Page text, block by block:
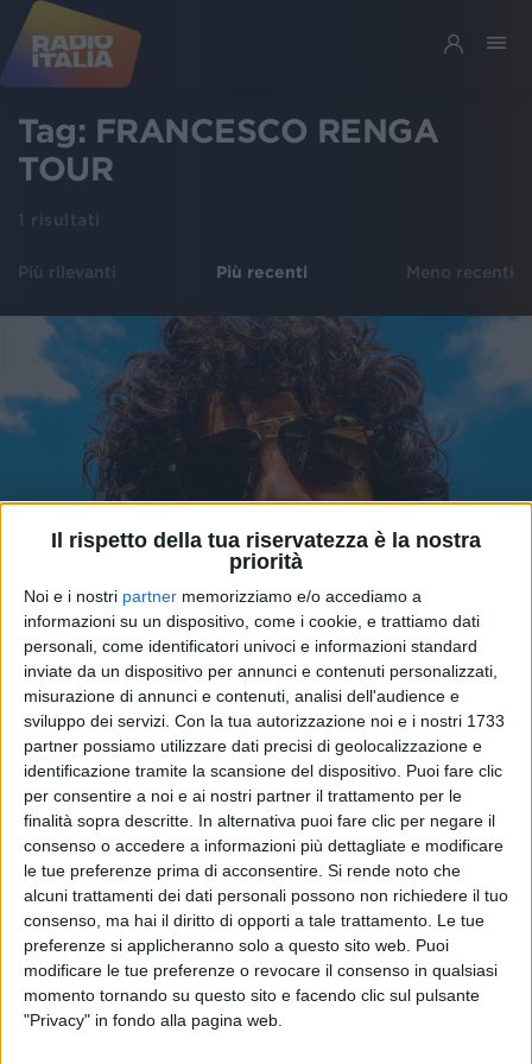
Il rispetto della tua riservatezza è la nostra
priorità
Noi e i nostri partner memorizziamo e/o accediamo a
informazioni su un dispositivo, come i cookie, e trattiamo dati
personali, come identificatori univoci e informazioni standard
inviate da un dispositivo per annunci e contenuti personalizzati,
misurazione di annunci e contenuti, analisi dell'audience e
sviluppo dei servizi. Con la tua autorizzazione noi e i nostri 1733
partner possiamo utilizzare dati precisi di geolocalizzazione e
identificazione tramite la scansione del dispositivo. Puoi fare clic
per consentire a noi e ai nostri partner il trattamento per le
finalità sopra descritte. In alternativa puoi fare clic per negare il
consenso o accedere a informazioni più dettagliate e modificare
le tue preferenze prima di acconsentire. Si rende noto che
alcuni trattamenti dei dati personali possono non richiedere il tuo
consenso, ma hai il diritto di opporti a tale trattamento. Le tue
preferenze si applicheranno solo a questo sito web. Puoi
modificare le tue preferenze o revocare il consenso in qualsiasi
momento tornando su questo sito e facendo clic sul pulsante
"Privacy" in fondo alla pagina web.
Tag: FRANCESCO RENGA
TOUR
1 risultati
Più rilevanti Più recenti Meno recenti
INTERVISTA 07 lug 2021
Francesco Renga: “Raffaella Carrà? Il primo
eros. Franco Battiato? Eterno”
L'artista, impegnato nell'Acoustic Trio Tour, racconta
l'emozione di tornare live e svela il rito scaramantico
con cui guarda le partite dell'Italia